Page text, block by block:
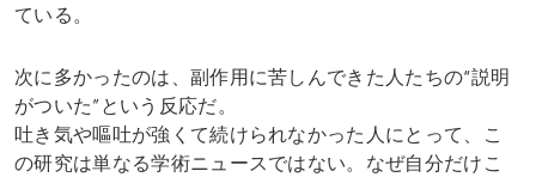
ている。
次に多かったのは、副作用に苦しんできた人たちの“説明
がついた”という反応だ。
吐き気や嘔吐が強くて続けられなかった人にとって、こ
の研究は単なる学術ニュースではない。なぜ自分だけこ